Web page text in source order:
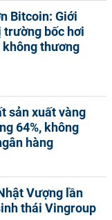
Bitcoin: Giới
trường bốc hơi
không thương
sản xuất vàng
64%, không
hàng
Vượng lần
thái Vingroup